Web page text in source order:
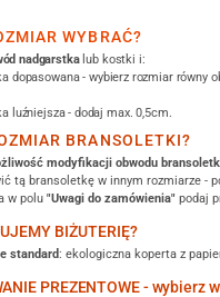
WYBRAĆ?
nadgarstkalub kostki i:
dopasowana - wybierz rozmiar równy
luźniejsza - dodaj max. 0,5cm.
BRANSOLETKI?
modyfikacji obwodu
tą bransoletkę w innym rozmiarze -
w polu "Uwagi do zamówienia" podaj
BIŻUTERIĘ?
standard: ekologiczna koperta z
PREZENTOWE - wybierz